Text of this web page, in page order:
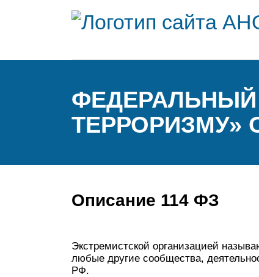
ФЕДЕРАЛЬНЫЙ
ТЕРРОРИЗМУ»
Описание 114 ФЗ
Экстремистской организацией
любые другие сообщества,
РФ.